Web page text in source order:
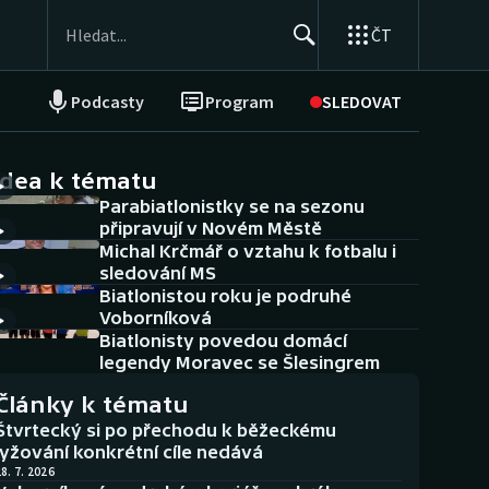
ČT
Podcasty Program SLEDOVAT
NEPŘEHLÉDNĚTE
Historické návraty
Aplikace ČT sport
AZ kvíz
k tématu
Parabiatlonistky se na sezonu
připravují v Novém Městě
Michal Krčmář o vztahu k fotbalu i
sledování MS
Biatlonistou roku je podruhé
Voborníková
Biatlonisty povedou domácí
legendy Moravec se Šlesingrem
k tématu
si po přechodu k běžeckému
konkrétní cíle nedává
7. 2026